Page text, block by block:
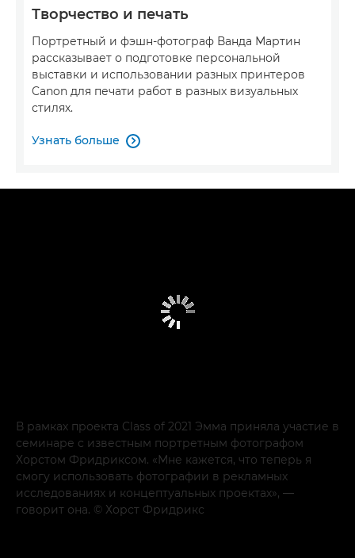
Творчество и печать
Портретный и фэшн-фотограф Ванда Мартин
рассказывает о подготовке персональной
выставки и использовании разных принтеров
Canon для печати работ в разных визуальных
стилях.
Узнать больше 
В рамках проекта Class of 2021 Эмма приняла участие в
семинаре с известным портретным фотографом
Хорстом Фридриксом. «Мне кажется, что теперь я
смогу использовать фотографии в рекламных
исследованиях и концептуальных проектах», —
говорит она. © Хорст Фридрикс